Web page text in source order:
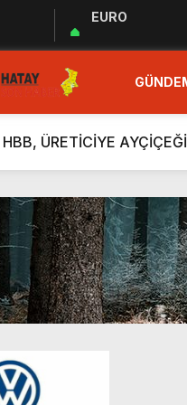
EURO
MUHTARLAR AKADEMİSİ
“Özgür ve ilkeli basın
Uluslararası Gazeteciler
HBB, ÜRETİCİYE
Güç Birliği” İlan Edildi!
Üretim, İstihdam ve
ARSUZ İLÇE SAĞLIK
Taziye Evi Projesi
“Lezzetin ve Kültürün
Hatay Depki Halk
“Özgür ve ilkeli basın